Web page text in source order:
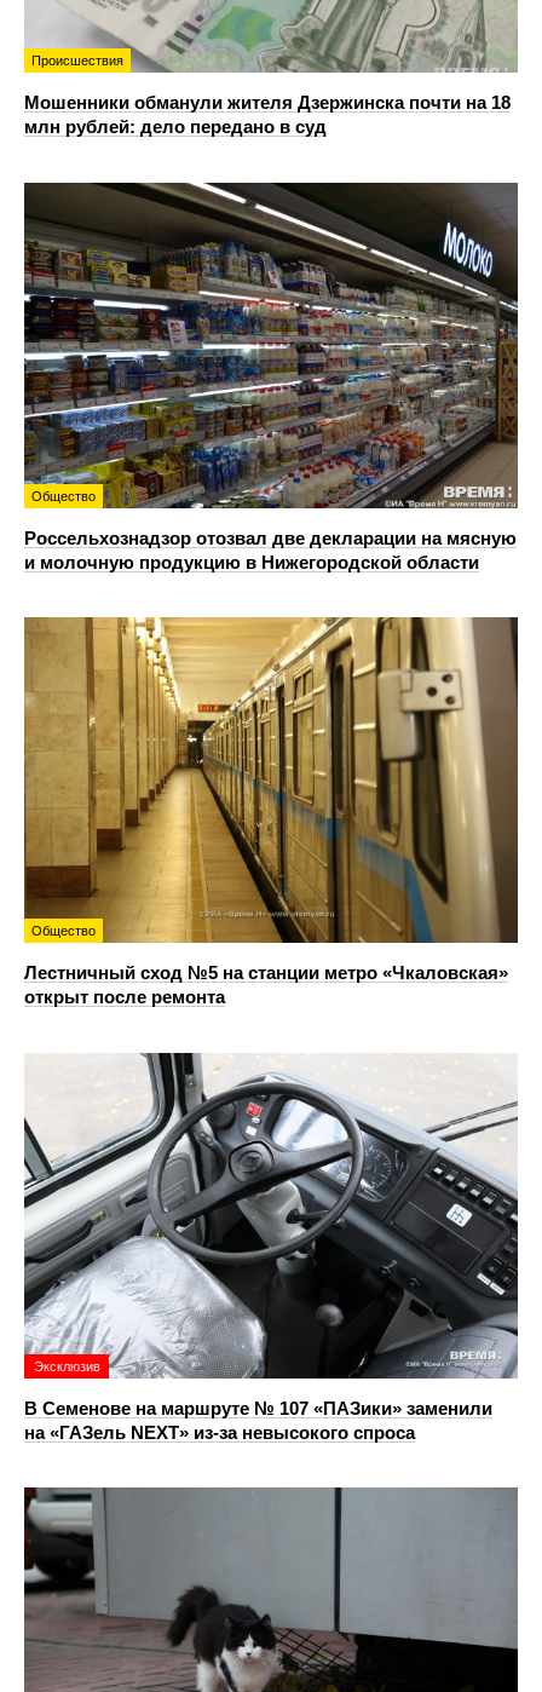
Происшествия
Мошенники обманули жителя Дзержинска почти на 18
млн рублей: дело передано в суд
Общество
Россельхознадзор отозвал две декларации на мясную
и молочную продукцию в Нижегородской области
Общество
Лестничный сход №5 на станции метро «Чкаловская»
открыт после ремонта
Эксклюзив
В Семенове на маршруте № 107 «ПАЗики» заменили
на «ГАЗель NEXT» из‑за невысокого спроса